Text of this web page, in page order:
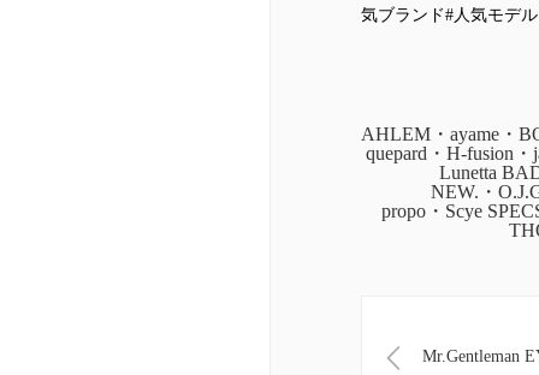
気ブランド#人気モデル
AHLEM・ayame・
quepard・H-fusion
Lunetta
NEW.・
propo・Scye
Mr.Gentleman